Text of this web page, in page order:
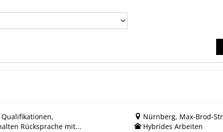
Rücksprache mit...
Nürnberg, Max-Brod-
Hybrides Arbeiten